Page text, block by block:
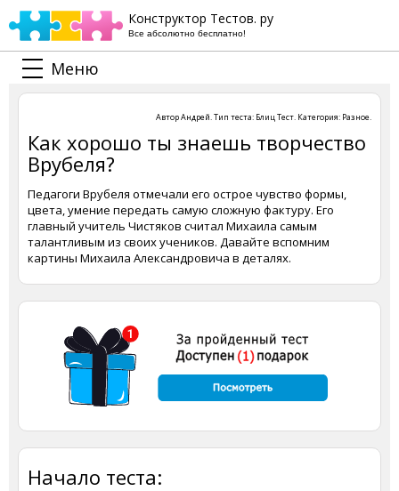
Конструктор Тестов. ру
Все абсолютно бесплатно!
Меню
АвторАндрей. Тип теста: Блиц Тест. Категория: Разное.
Как хорошо ты знаешь творчество
Врубеля?
Педагоги Врубеля отмечали его острое чувство формы,
цвета, умение передать самую сложную фактуру. Его
главный учитель Чистяков считал Михаила самым
талантливым из своих учеников. Давайте вспомним
картины Михаила Александровича в деталях.
Начало теста: